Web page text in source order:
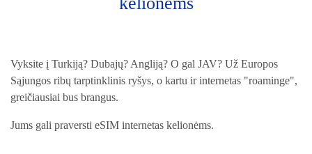
Vyksite į Turkiją? Dubajų? Angliją? O gal JAV? Už Europos
Sąjungos ribų tarptinklinis ryšys, o kartu ir internetas "roaminge",
greičiausiai bus brangus.
Jums gali praversti eSIM internetas kelionėms.